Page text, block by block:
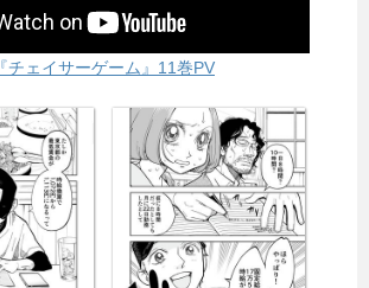
『チェイサーゲーム』11巻PV